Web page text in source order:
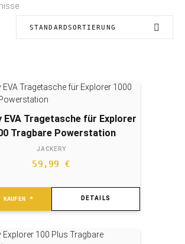
STANDARDSORTIERUNG
EVA Tragetasche für Explorer
Tragbare Powerstation
JACKERY
59,99€
KAUFEN * DETAILS